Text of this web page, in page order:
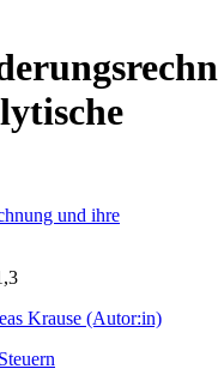
Krause (Autor:in)